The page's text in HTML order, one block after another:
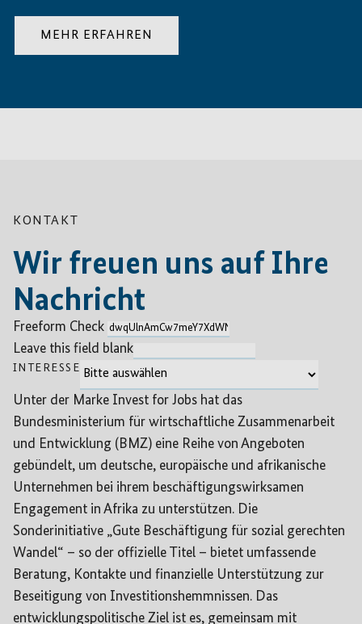
MEHR ERFAHREN
KONTAKT
Wir freuen uns auf Ihre
Nachricht
Freeform Check
Leave this field blank
INTERESSE
Unter der Marke Invest for Jobs hat das
Bundesministerium für wirtschaftliche Zusammenarbeit
und Entwicklung (BMZ) eine Reihe von Angeboten
gebündelt, um deutsche, europäische und afrikanische
Unternehmen bei ihrem beschäftigungswirksamen
Engagement in Afrika zu unterstützen. Die
Sonderinitiative „Gute Beschäftigung für sozial gerechten
Wandel“ – so der offizielle Titel – bietet umfassende
Beratung, Kontakte und finanzielle Unterstützung zur
Beseitigung von Investitionshemmnissen. Das
entwicklungspolitische Ziel ist es, gemeinsam mit